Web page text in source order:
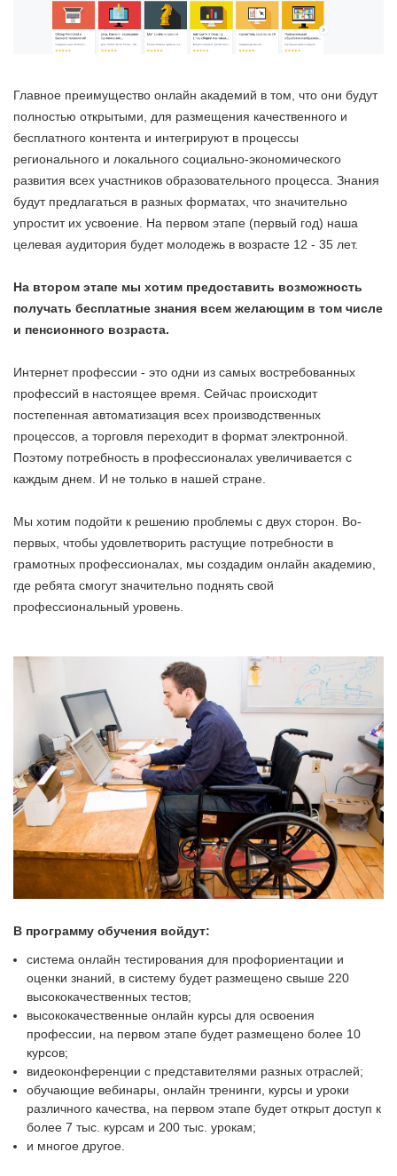
Главное преимущество онлайн академий в том, что они будут
полностью открытыми, для размещения качественного и
бесплатного контента и интегрируют в процессы
регионального и локального социально-экономического
развития всех участников образовательного процесса. Знания
будут предлагаться в разных форматах, что значительно
упростит их усвоение. На первом этапе (первый год) наша
целевая аудитория будет молодежь в возрасте 12 - 35 лет.
На втором этапе мы хотим предоставить возможность
получать бесплатные знания всем желающим в том числе
и пенсионного возраста.
Интернет профессии - это одни из самых востребованных
профессий в настоящее время. Сейчас происходит
постепенная автоматизация всех производственных
процессов, а торговля переходит в формат электронной.
Поэтому потребность в профессионалах увеличивается с
каждым днем. И не только в нашей стране.
Мы хотим подойти к решению проблемы с двух сторон. Во-
первых, чтобы удовлетворить растущие потребности в
грамотных профессионалах, мы создадим онлайн академию,
где ребята смогут значительно поднять свой
профессиональный уровень.
В программу обучения войдут:
система онлайн тестирования для профориентации и
оценки знаний, в систему будет размещено свыше 220
высококачественных тестов;
высококачественные онлайн курсы для освоения
профессии, на первом этапе будет размещено более 10
курсов;
видеоконференции с представителями разных отраслей;
обучающие вебинары, онлайн тренинги, курсы и уроки
различного качества, на первом этапе будет открыт доступ к
более 7 тыс. курсам и 200 тыс. урокам;
и многое другое.